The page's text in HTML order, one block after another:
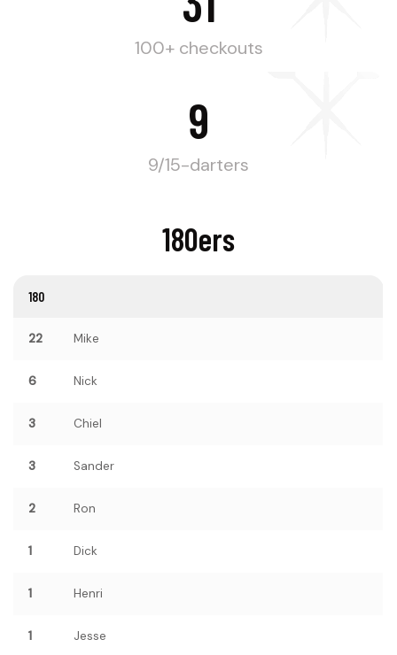
100+ checkouts
9
9/15-darters
180ers
180
22 Mike
6 Nick
3 Chiel
3 Sander
2 Ron
1 Dick
1 Henri
1 Jesse